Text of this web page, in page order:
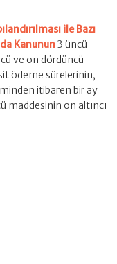
ile Bazı
Kanunun3 üncü
ve on dördüncü
ödeme sürelerinin,
itibaren bir ay
maddesinin on altıncı